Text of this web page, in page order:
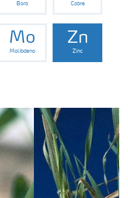
Boro Cobre
Mo
Molibdeno
Zn
Zinc